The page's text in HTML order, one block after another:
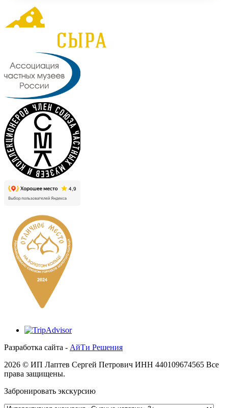
Разработка сайта - АйТи Решения
2026 © ИП Лаптев Сергей Петрович ИНН 440109674565 Все
права защищены.
Забронировать экскурсию